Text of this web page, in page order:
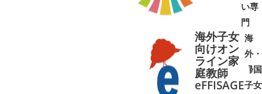
い専
門
海外子女
向けオン
ライン家
庭教師
eFFISAGE
海
外・
帰国
子女
➜➜